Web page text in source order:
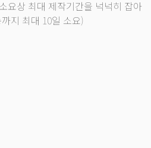
요상 최대 제작기간을 넉넉히 잡아
지 최대 10일 소요)